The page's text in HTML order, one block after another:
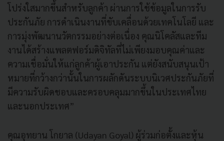
โปร่งใสมากขึ้นสำหรับลูกค้า ผ่านการใช้ข้อมูลในการรับ
ประกันภัย การดำเนินงานที่ขับเคลื่อนด้วยเทคโนโลยี และ
การมุ่งพัฒนานวัตกรรมอย่างต่อเนื่อง คุณนิโคลัสและทีม
งานได้สร้างแพลตฟอร์มดิจิทัลที่ไม่เพียงมอบคุณค่าและ
ความเชื่อมั่นให้แก่ลูกค้าผู้เอาประกัน แต่ยังสนับสนุนเป้า
หมายที่กว้างกว่านั้นในการผลักดันระบบนิเวศประกันภัยที่
มีความรับผิดชอบและครอบคลุมมากขึ้นในประเทศไทย
และนอกประเทศ”
คุณอุทยาน โกยาล (Udayan Goyal) ผู้ร่วมก่อตั้งและหุ้น